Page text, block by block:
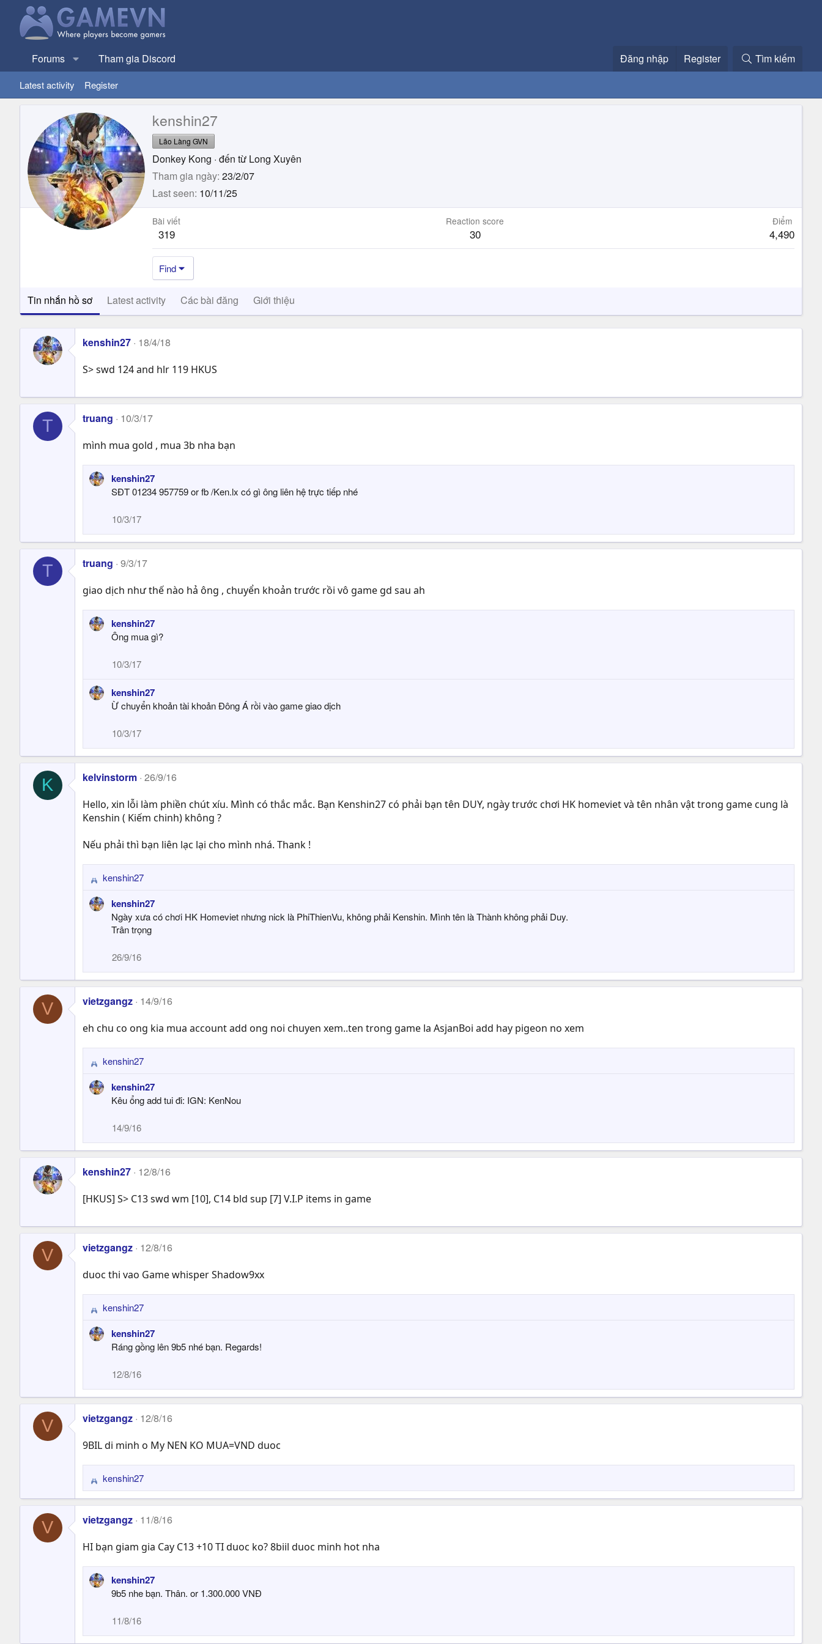
Forums Tham gia Discord Đăng nhập Register Tìm kiếm
Latest activity Register
kenshin27
Lão Làng GVN
Donkey Kong · đến từ Long Xuyên
Tham gia ngày 23/2/07
Last seen 10/11/25
Bài viết
319
Reaction score
30
Điểm
4,490
Find
Tin nhắn hồ sơ Latest activity Các bài đăng Giới thiệu
kenshin27 18/4/18
S> swd 124 and hlr 119 HKUS
T truang 10/3/17
mình mua gold , mua 3b nha bạn
kenshin27
SĐT 01234 957759 or fb /Ken.lx có gì ông liên hệ trực tiếp nhé
10/3/17
T truang 9/3/17
giao dịch như thế nào hả ông , chuyển khoản trước rồi vô game gd sau ah
kenshin27
Ông mua gì?
10/3/17
kenshin27
Ừ chuyển khoản tài khoản Đông Á rồi vào game giao dịch
10/3/17
K kelvinstorm 26/9/16
Hello, xin lỗi làm phiền chút xíu. Mình có thắc mắc. Bạn Kenshin27 có phải bạn tên DUY, ngày trước chơi HK homeviet và tên nhân vật trong game cung là
Kenshin ( Kiếm chinh) không ?
Nếu phải thì bạn liên lạc lại cho mình nhá. Thank !
R
e
a
n
s
:
kenshin27
kenshin27
Ngày xưa có chơi HK Homeviet nhưng nick là PhiThienVu, không phải Kenshin. Mình tên là Thành không phải Duy.
Trân trọng
26/9/16
V vietzgangz 14/9/16
eh chu co ong kia mua account add ong noi chuyen xem..ten trong game la AsjanBoi add hay pigeon no xem
R
e
a
o
n
s
kenshin27
kenshin27
Kêu ổng add tui đi: IGN: KenNou
14/9/16
kenshin27 12/8/16
[HKUS] S> C13 swd wm [10], C14 bld sup [7] V.I.P items in game
V vietzgangz 12/8/16
duoc thi vao Game whisper Shadow9xx
R
e
a
o
n
s
kenshin27
kenshin27
Ráng gồng lên 9b5 nhé bạn. Regards!
12/8/16
V vietzgangz 12/8/16
9BIL di minh o My NEN KO MUA=VND duoc
R
e
a
c
i
n
s
kenshin27
V vietzgangz 11/8/16
HI bạn giam gia Cay C13 +10 TI duoc ko? 8biil duoc minh hot nha
kenshin27
9b5 nhe bạn. Thân. or 1.300.000 VNĐ
11/8/16